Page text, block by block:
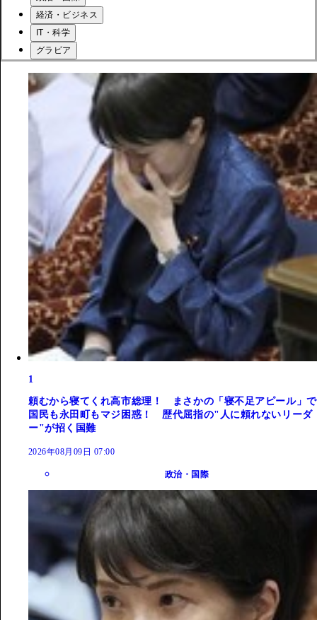
経済・ビジネス
IT・科学
グラビア
1
頼むから寝てくれ高市総理！ まさかの「寝不足アピール」で
国民も永田町もマジ困惑！ 歴代屈指の"人に頼れないリーダ
ー"が招く国難
2026年08月09日 07:00
政治・国際